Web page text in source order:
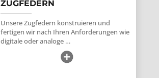
ZUGFEDERN
Unsere Zugfedern konstruieren und
fertigen wir nach Ihren Anforderungen wie
digitale oder analoge …